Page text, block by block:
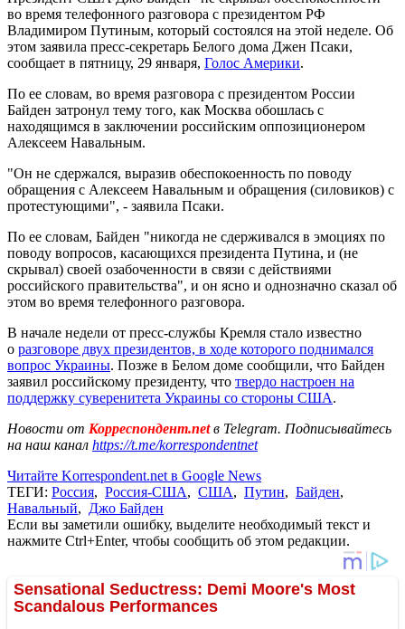
во время телефонного разговора с президентом РФ
Владимиром Путиным, который состоялся на этой неделе. Об
этом заявила пресс-секретарь Белого дома Джен Псаки,
сообщает в пятницу, 29 января, Голос Америки.
По ее словам, во время разговора с президентом России
Байден затронул тему того, как Москва обошлась с
находящимся в заключении российским оппозиционером
Алексеем Навальным.
"Он не сдержался, выразив обеспокоенность по поводу
обращения с Алексеем Навальным и обращения (силовиков) с
протестующими", - заявила Псаки.
По ее словам, Байден "никогда не сдерживался в эмоциях по
поводу вопросов, касающихся президента Путина, и (не
скрывал) своей озабоченности в связи с действиями
российского правительства", и он ясно и однозначно сказал об
этом во время телефонного разговора.
В начале недели от пресс-службы Кремля стало известно
о разговоре двух президентов, в ходе которого поднимался
вопрос Украины. Позже в Белом доме сообщили, что Байден
заявил российскому президенту, что твердо настроен на
поддержку суверенитета Украины со стороны США.
Новости от Корреспондент.netв Telegram. Подписывайтесь
на наш канал https://t.me/korrespondentnet
Читайте Korrespondent.net в Google News
ТЕГИ: Россия, Россия-США, США, Путин, Байден,
Навальный, Джо Байден
Если вы заметили ошибку, выделите необходимый текст и
нажмите Ctrl+Enter, чтобы сообщить об этом редакции.